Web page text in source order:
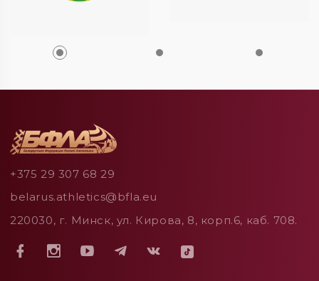
+375 29 307 68 29
belarus.athletics@bfla.eu
220030, г. Минск, ул. Кирова, 8, корп.6, каб. 708.